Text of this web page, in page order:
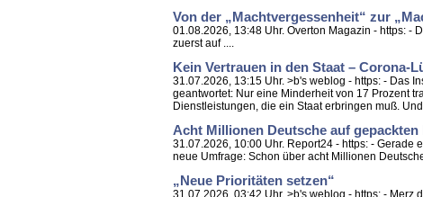
Von der „Machtvergessenheit“ zur
01.08.2026, 13:48 Uhr. Overton Magazin - https: -
zuerst auf ....
Kein Vertrauen in den Staat – Corona-
31.07.2026, 13:15 Uhr. >b's weblog - https: - Das
geantwortet: Nur eine Minderheit von 17 Prozent
Dienstleistungen, die ein Staat erbringen muß.
Acht Millionen Deutsche auf
31.07.2026, 10:00 Uhr. Report24 - https: -
neue Umfrage: Schon über acht Millionen
„Neue Prioritäten setzen“
31.07.2026, 03:42 Uhr. >b's weblog - https: -